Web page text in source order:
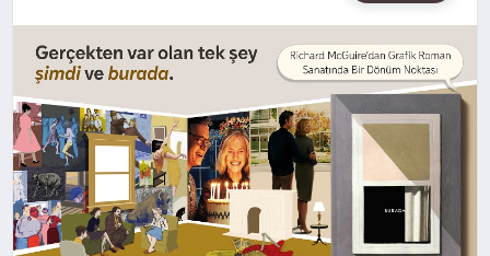
SAĞLIK
SIYASET
SPOR
YAŞAM